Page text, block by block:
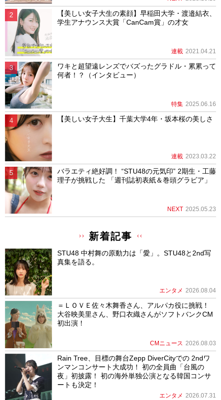
【美しい女子大生の素顔】早稲田大学・渡邉結衣、
学生アナウンス大賞「CanCam賞」の才女
連載 2021.04.21
ワキと超望遠レンズでバズったグラドル・累累って
何者！？（インタビュー）
特集 2025.06.16
【美しい女子大生】千葉大学4年・坂本桜の美しさ
連載 2023.03.22
バラエティ絶好調！ “STU48の元気印” 2期生・工藤
理子が挑戦した 「週刊誌初表紙＆巻頭グラビア」
NEXT 2025.05.23
新着記事
STU48 中村舞の原動力は「愛」。STU48と2nd写
真集を語る。
エンタメ 2026.08.04
＝ＬＯＶＥ佐々木舞香さん、アルパカ役に挑戦！
大谷映美里さん、野口衣織さんがソフトバンクCM
初出演！
CMニュース 2026.08.03
Rain Tree、目標の舞台Zepp DiverCityでの 2ndワ
ンマンコンサート大成功！ 初の全員曲「台風の
夜」初披露！ 初の海外単独公演となる韓国コンサ
ートも決定！
エンタメ 2026.07.31